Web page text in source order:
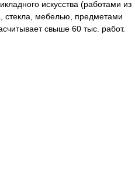
искусства (работами из
мебелью, предметами
свыше 60 тыс. работ.